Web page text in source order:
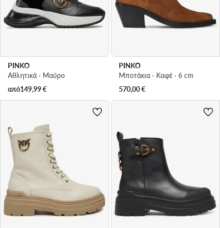
PINKO
Αθλητικά · Μαύρο
από149,99€
PINKO
Μποτάκια · Καφέ · 6 cm
570,00€